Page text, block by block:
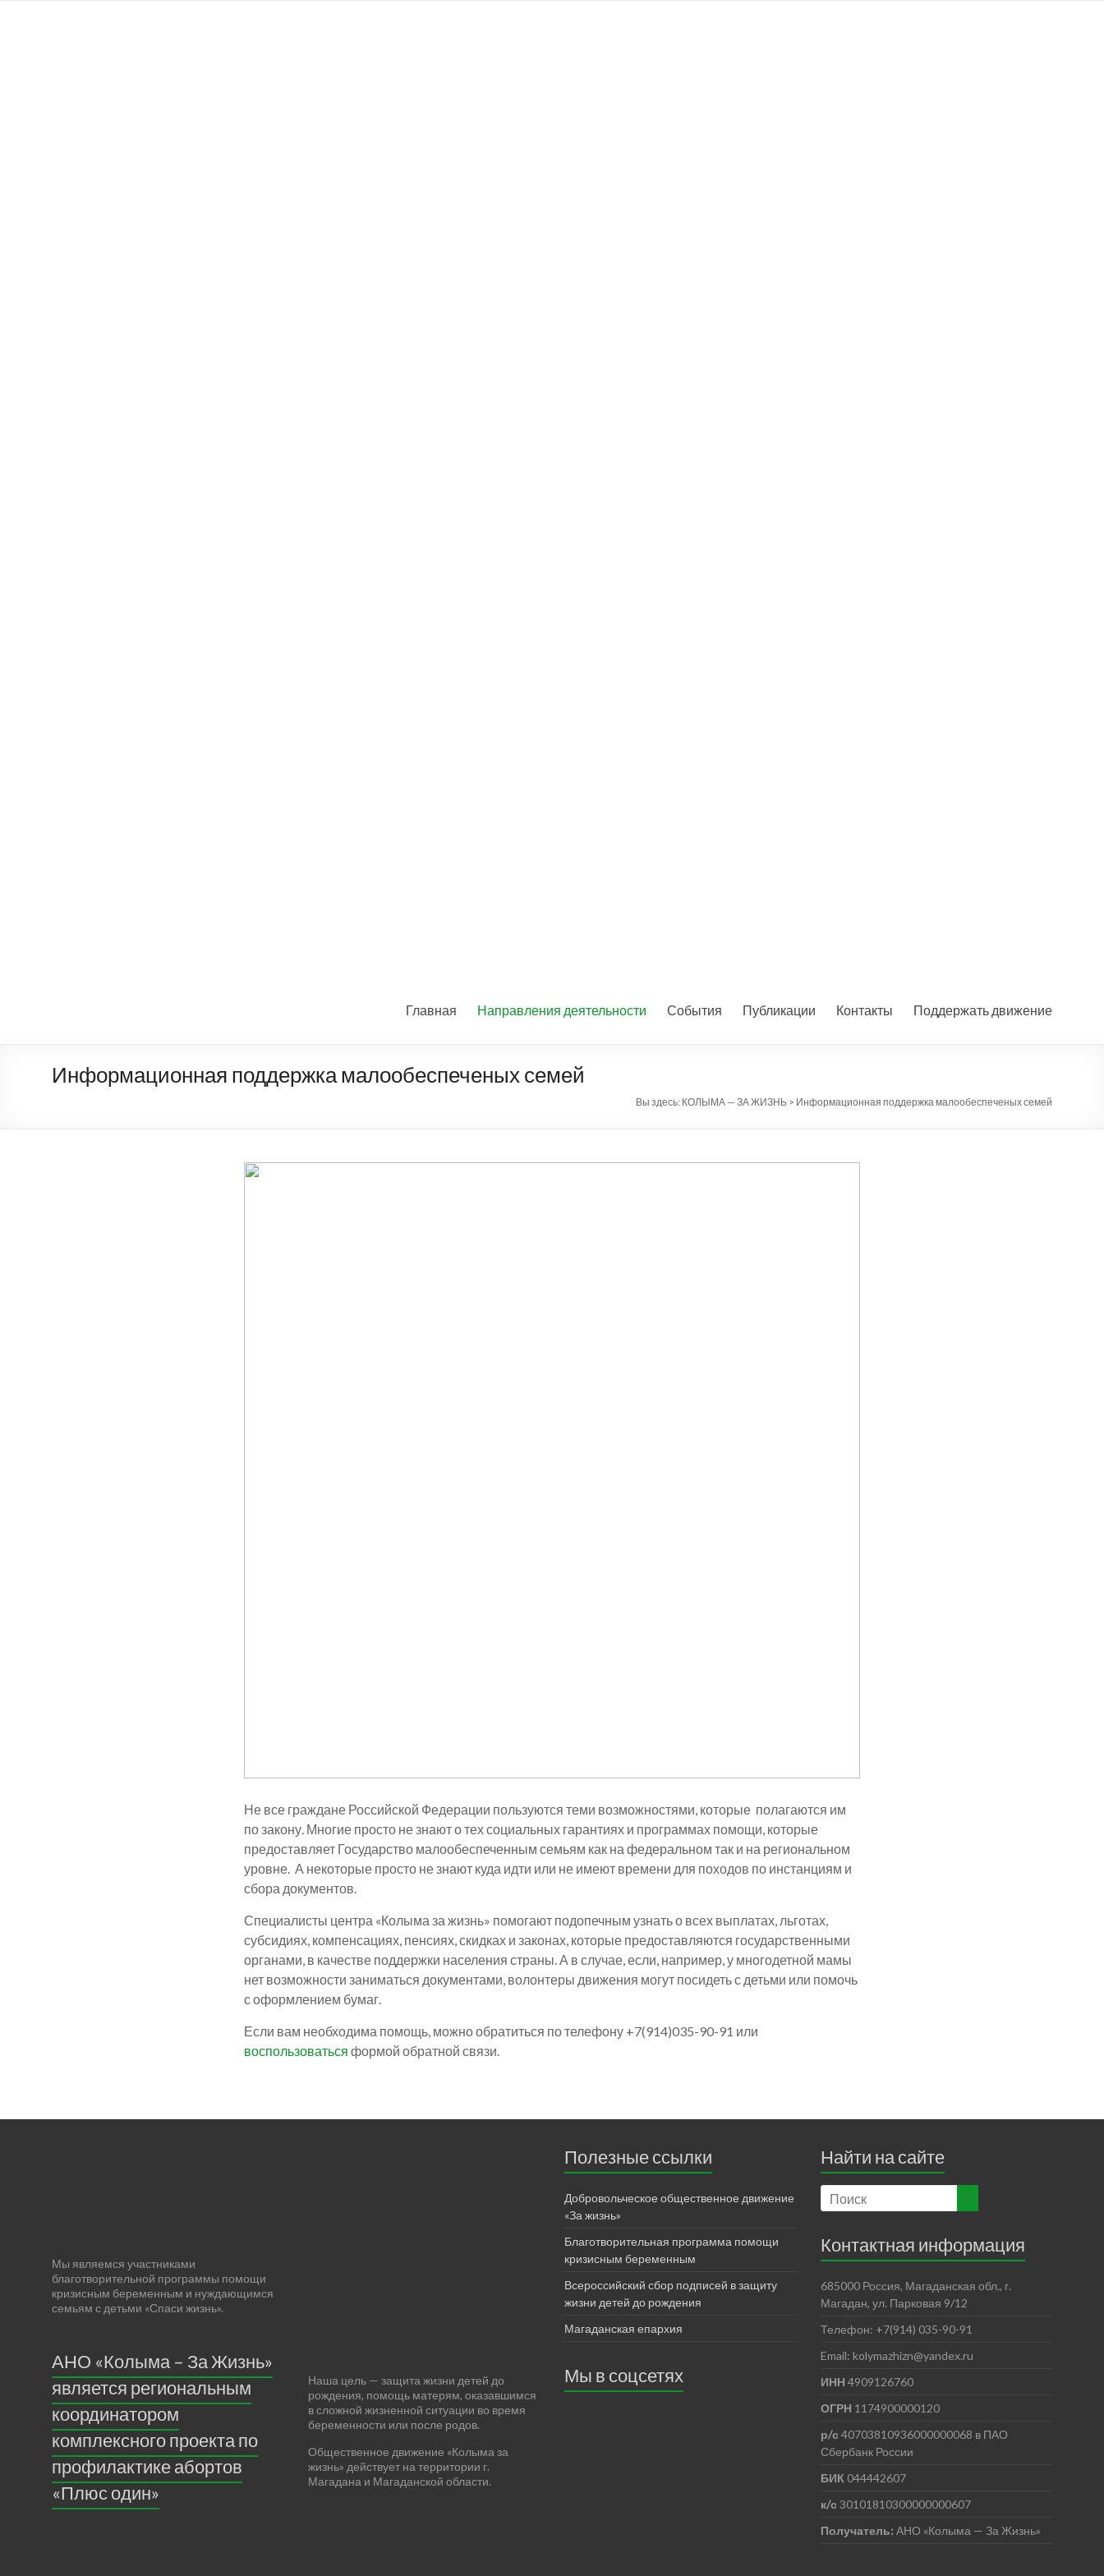
Главная
Направления деятельности События Публикации Контакты Поддержать движение
Информационная поддержка малообеспеченых семей
Вы здесь: КОЛЫМА — ЗА ЖИЗНЬ > Информационная поддержка малообеспеченых семей
Не все граждане Российской Федерации пользуются теми возможностями, которые полагаются им
по закону. Многие просто не знают о тех социальных гарантиях и программах помощи, которые
предоставляет Государство малообеспеченным семьям как на федеральном так и на региональном
уровне. А некоторые просто не знают куда идти или не имеют времени для походов по инстанциям и
сбора документов.
Специалисты центра «Колыма за жизнь» помогают подопечным узнать о всех выплатах, льготах,
субсидиях, компенсациях, пенсиях, скидках и законах, которые предоставляются государственными
органами, в качестве поддержки населения страны. А в случае, если, например, у многодетной мамы
нет возможности заниматься документами, волонтеры движения могут посидеть с детьми или помочь
с оформлением бумаг.
Если вам необходима помощь, можно обратиться по телефону +7(914)035-90-91 или
воспользоваться формой обратной связи.
Мы являемся участниками
благотворительной программы помощи
кризисным беременным и нуждающимся
семьям с детьми «Спаси жизнь».
АНО «Колыма – За Жизнь»
является региональным
координатором
комплексного проекта по
профилактике абортов
«Плюс один»
Наша цель — защита жизни детей до
рождения, помощь матерям, оказавшимся
в сложной жизненной ситуации во время
беременности или после родов.
Общественное движение «Колыма за
жизнь» действует на территории г.
Магадана и Магаданской области.
Полезные ссылки
Добровольческое общественное движение
«За жизнь»
Благотворительная программа помощи
кризисным беременным
Всероссийский сбор подписей в защиту
жизни детей до рождения
Магаданская епархия
Мы в соцсетях
Найти на сайте
Контактная информация
685000 Россия, Магаданская обл., г.
Магадан, ул. Парковая 9/12
Телефон: +7(914) 035-90-91
Email: kolymazhizn@yandex.ru
ИНН 4909126760
ОГРН 1174900000120
р/с40703810936000000068 в ПАО
Сбербанк России
БИК 044442607
к/с30101810300000000607
Получатель: АНО «Колыма — За Жизнь»